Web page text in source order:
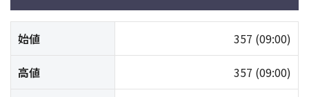
始値 357 (09:00)
高値 357 (09:00)